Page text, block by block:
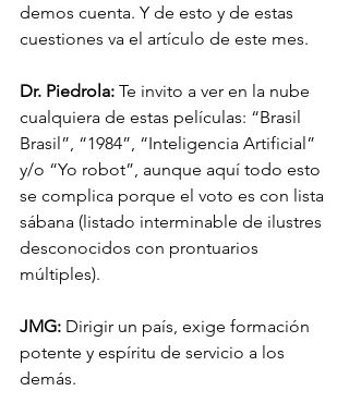
demos cuenta. Y de esto y de estas
cuestiones va el artículo de este mes.
Dr. Piedrola: Te invito a ver en la nube
cualquiera de estas películas: “Brasil
Brasil”, “1984”, “Inteligencia Artificial”
y/o “Yo robot”, aunque aquí todo esto
se complica porque el voto es con lista
sábana (listado interminable de ilustres
desconocidos con prontuarios
múltiples).
JMG: Dirigir un país, exige formación
potente y espíritu de servicio a los
demás.